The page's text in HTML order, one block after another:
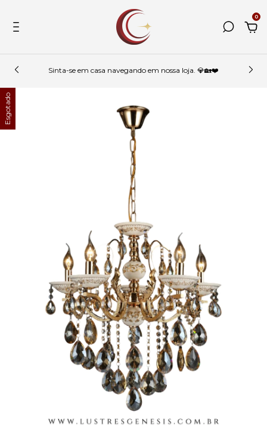
0
Sinta-se em casa navegando em nossa loja. 💎🏡❤️
Esgotado